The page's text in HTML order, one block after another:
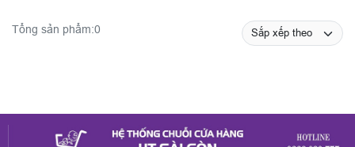
Tổng sản phẩm:0